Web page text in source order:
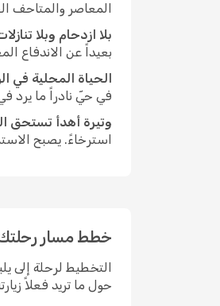
المعاصر والمتاحف
بلا ازدحام وبلا
بعيداً عن الاندفاع
الحياة المحلية في
في حيّ نادراً ما يرد
وتيرة أهدأ تستحق
استرخاءً. يصبح
خطط مسار رحلتك
حول ما تريد فعلاً